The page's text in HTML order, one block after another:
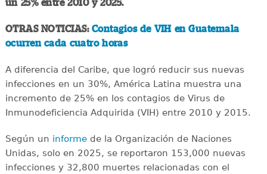
un 25% entre 2010 y 2025.
OTRAS NOTICIAS: Contagios de VIH en Guatemala
ocurren cada cuatro horas
A diferencia del Caribe, que logró reducir sus nuevas
infecciones en un 30%, América Latina muestra una
incremento de 25% en los contagios de Virus de
Inmunodeficiencia Adquirida (VIH) entre 2010 y 2015.
Según un informede la Organización de Naciones
Unidas, solo en 2025, se reportaron 153,000 nuevas
infecciones y 32,800 muertes relacionadas con el